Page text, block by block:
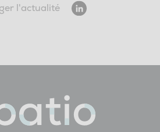
l'actualité